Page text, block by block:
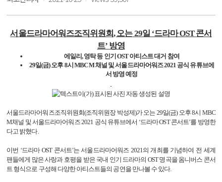
서울드라마어워즈조직위원회,오는29일 ‘드라마OST콘서
트’ 방영
에일리,영탁 등 인기 OST아티스트 대거 참여
29일(금)오후8시 MBC M채널 및 서울드라마어워즈2021 공식 유튜브에
서 방영 예정
서울드라마어워즈조직위원회(조직위원장 박성제)가 오는 29일(금) 오후8시 MBC
M채널 및 서울드라마어워즈2021 공식 유튜브에서 ‘드라마OST콘서트’를 방영한
다고 밝혔다.
이번 ‘드라마OST 콘서트’는 서울드라마어워즈2021 의 개최를 기념하여 전 세계
팬들에게 많은 사랑과 호평을 받은 국내 인기 드라마의 OST명곡을 옴니버스 콘서
트 형식으로 구성해 다양한 아티스트들의 공연을 만나볼 수 있다.